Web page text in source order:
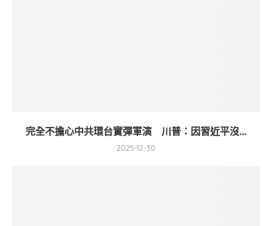
完全不擔心中共環台實彈軍演 川普：因習近平沒...
2025-12-30